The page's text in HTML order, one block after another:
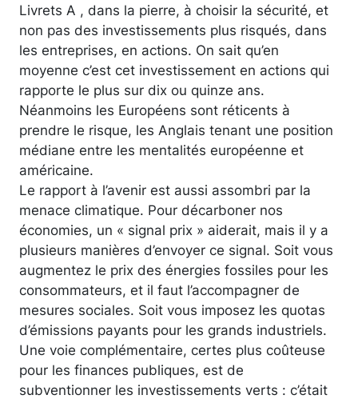
Livrets A , dans la pierre, à choisir la sécurité, et
non pas des investissements plus risqués, dans
les entreprises, en actions. On sait qu’en
moyenne c’est cet investissement en actions qui
rapporte le plus sur dix ou quinze ans.
Néanmoins les Européens sont réticents à
prendre le risque, les Anglais tenant une position
médiane entre les mentalités européenne et
américaine.
Le rapport à l’avenir est aussi assombri par la
menace climatique. Pour décarboner nos
économies, un « signal prix » aiderait, mais il y a
plusieurs manières d’envoyer ce signal. Soit vous
augmentez le prix des énergies fossiles pour les
consommateurs, et il faut l’accompagner de
mesures sociales. Soit vous imposez les quotas
d’émissions payants pour les grands industriels.
Une voie complémentaire, certes plus coûteuse
pour les finances publiques, est de
subventionner les investissements verts : c’était